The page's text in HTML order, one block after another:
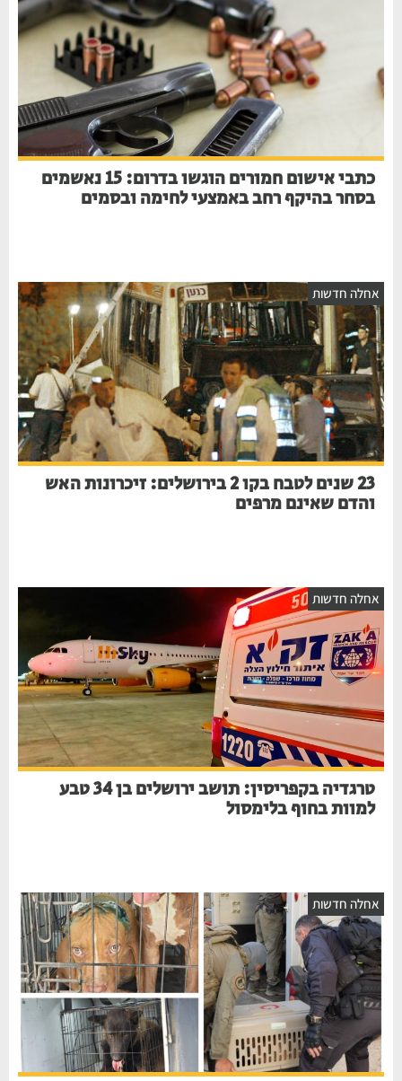
כתבי אישום חמורים הוגשו בדרום: 15 נאשמים
בסחר בהיקף רחב באמצעי לחימה ובסמים
חדשות
23 שנים לטבח בקו 2 בירושלים: זיכרונות האש
והדם שאינם מרפים
חדשות
טרגדיה בקפריסין: תושב ירושלים בן 34 טבע
למוות בחוף בלימסול
חדשות